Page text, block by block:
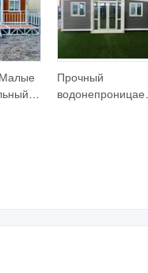
Прочный